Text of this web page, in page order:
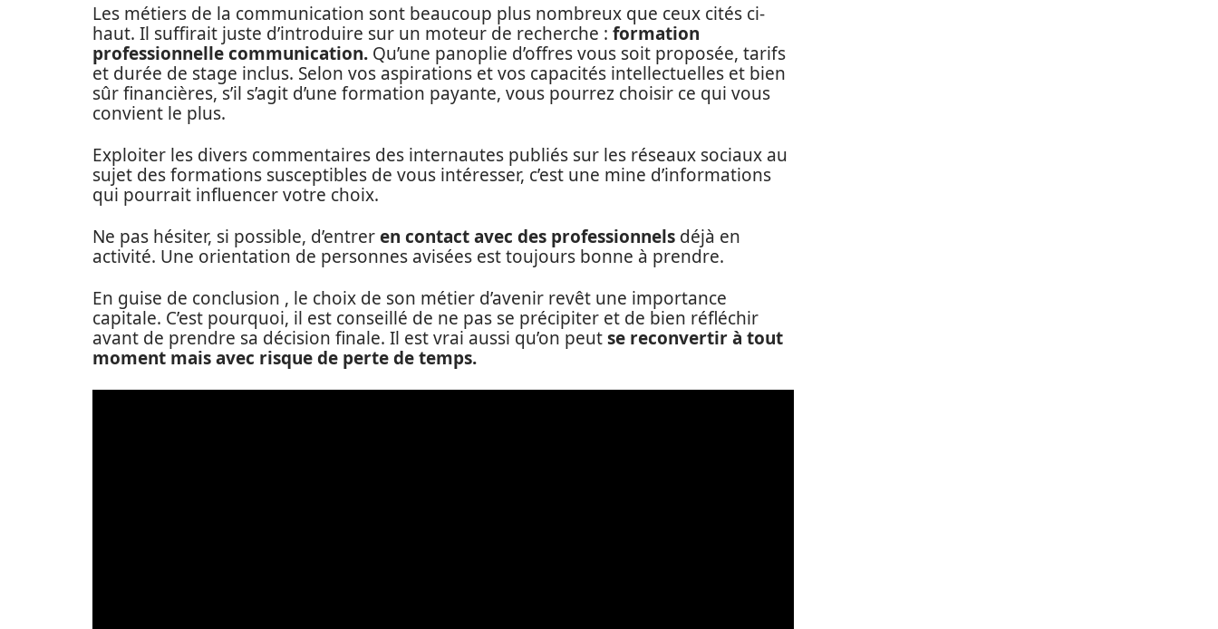
Les métiers de la communication sont beaucoup plus nombreux que ceux cités ci-
haut. Il suffirait juste d’introduire sur un moteur de recherche : formation
professionnelle communication. Qu’une panoplie d’offres vous soit proposée, tarifs
et durée de stage inclus. Selon vos aspirations et vos capacités intellectuelles et bien
sûr financières, s’il s’agit d’une formation payante, vous pourrez choisir ce qui vous
convient le plus.
Exploiter les divers commentaires des internautes publiés sur les réseaux sociaux au
sujet des formations susceptibles de vous intéresser, c’est une mine d’informations
qui pourrait influencer votre choix.
Ne pas hésiter, si possible, d’entreren contact avec des professionnels déjà en
activité. Une orientation de personnes avisées est toujours bonne à prendre.
En guise de conclusion , le choix de son métier d’avenir revêt une importance
capitale. C’est pourquoi, il est conseillé de ne pas se précipiter et de bien réfléchir
avant de prendre sa décision finale. Il est vrai aussi qu’on peutse reconvertir à tout
moment mais avec risque de perte de temps.